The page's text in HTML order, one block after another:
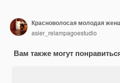
asier_relampagoestudio
Вам также могут